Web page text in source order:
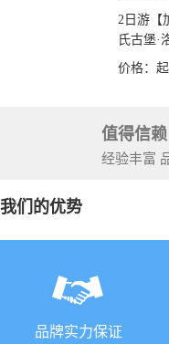
2日游【
氏古堡·
洛杉矶结
价格： 起
值得信赖
经验丰富
我们的优势
品牌实力保证